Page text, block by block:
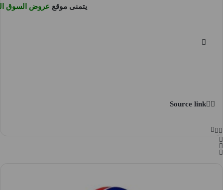
يتمنى موقع عروض السوق
Source link